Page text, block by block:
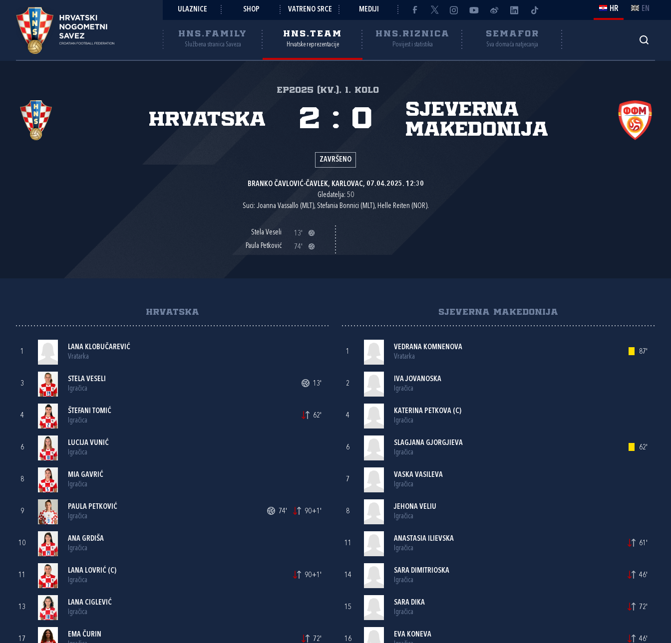
ULAZNICE SHOP VATRENO SRCE MEDIJI HR EN
HNS.FAMILY
Službena stranica Saveza
HNS.TEAM
Hrvatske reprezentacije
HNS.RIZNICA
Povijest i statistika
SEMAFOR
Sva domaća natjecanja
EP2025 (kv.), 1. kolo
Hrvatska
Sjeverna
Makedonija
2 : 0
ZAVRŠENO
BRANKO ČAVLOVIĆ-ČAVLEK, KARLOVAC, 07.04.2025. 12:30
Gledatelja: 50
Suci: Joanna Vassallo (MLT), Stefania Bonnici (MLT), Helle Reiten (NOR).
Stela Veseli
13'
Paula Petković
74'
HRVATSKA
1
LANA KLOBUČAREVIĆ
Vratarka
3
STELA VESELI
Igračica
13'
4
ŠTEFANI TOMIĆ
Igračica
62'
6
LUCIJA VUNIĆ
Igračica
8
MIA GAVRIĆ
Igračica
9
PAULA PETKOVIĆ
Igračica
74' 90+1'
10
ANA GRDIŠA
Igračica
11
LANA LOVRIĆ (C)
Igračica
90+1'
13
LANA CIGLEVIĆ
Igračica
17
EMA ČURIN
72'
SJEVERNA MAKEDONIJA
1
VEDRANA KOMNENOVA
Vratarka
87'
2
IVA JOVANOSKA
Igračica
4
KATERINA PETKOVA (C)
Igračica
6
SLAGJANA GJORGJIEVA
Igračica
62'
7
VASKA VASILEVA
Igračica
8
JEHONA VELIU
Igračica
11
ANASTASIA ILIEVSKA
Igračica
61'
14
SARA DIMITRIOSKA
Igračica
46'
15
SARA DIKA
Igračica
72'
16
EVA KONEVA
46'